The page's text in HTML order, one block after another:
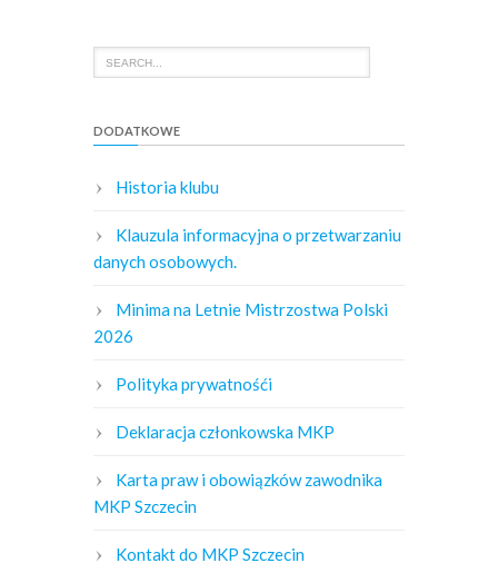
DODATKOWE
Historia klubu
Klauzula informacyjna o przetwarzaniu
danych osobowych.
Minima na Letnie Mistrzostwa Polski
2026
Polityka prywatnośći
Deklaracja członkowska MKP
Karta praw i obowiązków zawodnika
MKP Szczecin
Kontakt do MKP Szczecin